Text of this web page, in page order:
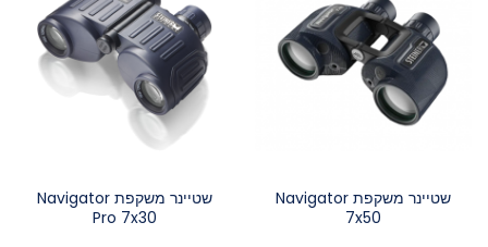
שטיינר משקפת Navigator
7x50
שטיינר משקפת Navigator
Pro 7x30